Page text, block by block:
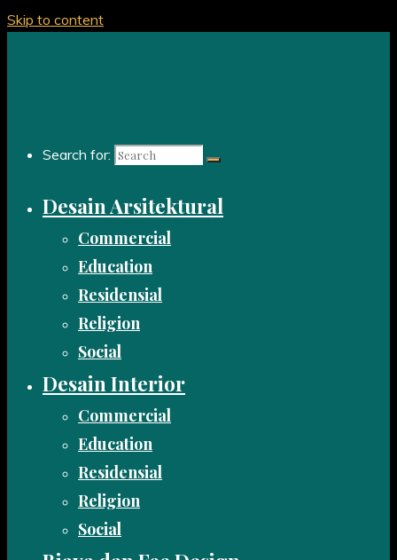
Skip to content
Search for:
Desain Arsitektural
Commercial
Education
Residensial
Religion
Social
Desain Interior
Commercial
Education
Residensial
Religion
Social